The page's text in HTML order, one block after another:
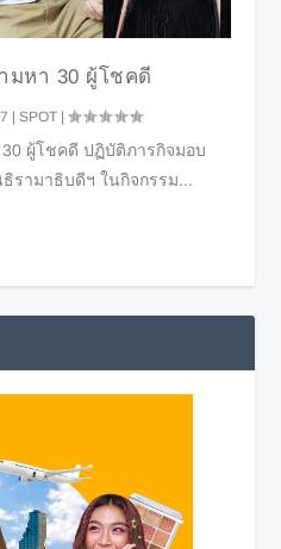
มหา 30 ผู้โชคดี
|SPOT |
ผู้โชคดี ปฏิบัติภารกิจมอบ
รามาธิบดีฯ ในกิจกรรม...